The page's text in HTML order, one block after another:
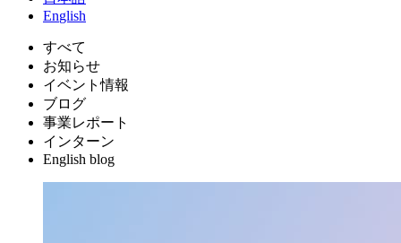
English
すべて
お知らせ
イベント情報
ブログ
事業レポート
インターン
English blog